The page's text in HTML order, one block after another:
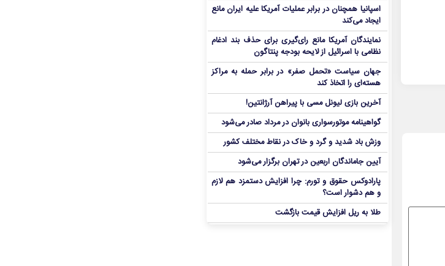
اسپانیا همچنان در برابر عملیات آمریکا علیه ایران مانع
ایجاد می‌کند
نمایندگان آمریکا مانع رای‌گیری برای حذف بند ادغام
نظامی با اسرائیل از لایحه بودجه پنتاگون
جهان سیاست «تحمل صفر» در برابر حمله به مراکز
هسته‌ای را اتخاذ کند
آخرین بازی لیونل مسی با پیراهن آرژانتین!
گواهینامه موتورسواری بانوان در مرداد صادر می‌شود
وزش باد شدید و گرد و خاک در نقاط مختلف کشور
آیین جاماندگان اربعین در تهران برگزار می‌شود
پارادوکس حقوق و تورم: چرا افزایش دستمزد هم لازم
و هم دشوار است؟
طلا به ریل افزایش قیمت بازگشت